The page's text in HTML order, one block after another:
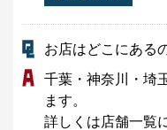
お店はどこにある
千葉・神奈川・埼
ます。
詳しくは店舗一覧